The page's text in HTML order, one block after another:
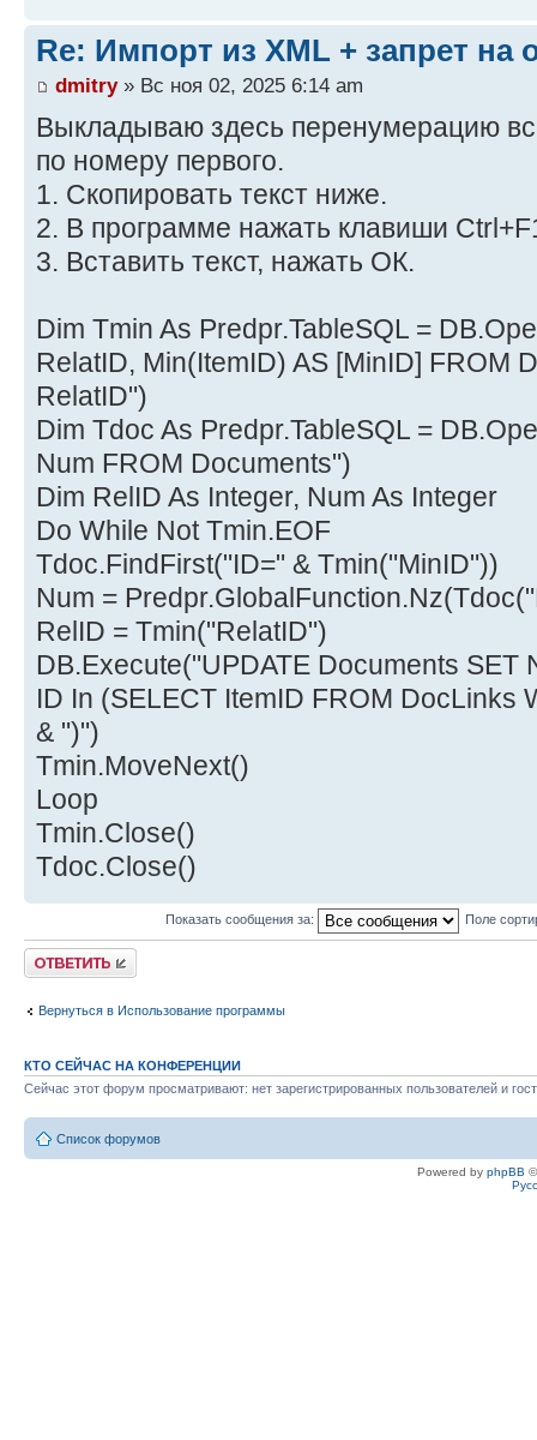
Re: Импорт из XML + запрет на
dmitry» Вс ноя 02, 2025 6:14 am
Выкладываю здесь перенумерацию
по номеру первого.
1. Скопировать текст ниже.
2. В программе нажать клавиши
3. Вставить текст, нажать ОК.
Dim Tmin As Predpr.TableSQL =
RelatID, Min(ItemID) AS [MinID] FROM
RelatID")
Dim Tdoc As Predpr.TableSQL =
Num FROM Documents")
Dim RelID As Integer, Num As Integer
Do While Not Tmin.EOF
Tdoc.FindFirst("ID=" & Tmin("MinID"))
Num =
RelID = Tmin("RelatID")
DB.Execute("UPDATE Documents SET
ID In (SELECT ItemID FROM DocLinks
& ")")
Tmin.MoveNext()
Loop
Tmin.Close()
Tdoc.Close()
Показать сообщения за: Поле
Ответить
Вернуться в Использование программы
КТО СЕЙЧАС НА КОНФЕРЕНЦИИ
Сейчас этот форум просматривают: нет зарегистрированных пользователей и
Список форумов
Powered by phpBB